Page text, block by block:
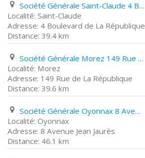
Société Générale Saint-Claude 4 Boulevard de La République
Saint-Claude
4 Boulevard de La République
39.4 km
Société Générale Morez 149 Rue de La République
Morez
149 Rue de La République
39.6 km
Société Générale Oyonnax 8 Avenue Jean Jaurès
Oyonnax
8 Avenue Jean Jaurès
46.1 km